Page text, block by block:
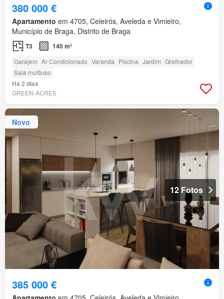
380 000 €
Apartamento em 4705, Celeirós, Aveleda e Vimieiro,
Município de Braga, Distrito de Braga
T3 140 m²
Garajem Ar Condicionado Varanda Piscina Jardim Grelhador
Sala multiuso
Há 2 dias
GREEN-ACRES
Novo
12 Fotos
385 000 €